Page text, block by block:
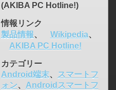
(AKIBA PC Hotline!)
情報リンク
製品情報、 Wikipedia、
AKIBA PC Hotline!
カテゴリー
Android端末、
スマートフ
ォン、 Androidスマートフ